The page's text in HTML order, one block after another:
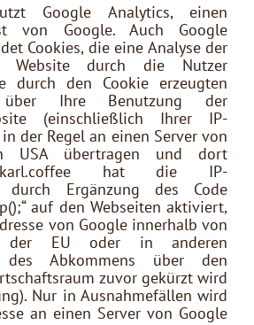
Google Analytics, einen
von Google. Auch Google
Cookies, die eine Analyse der
Website durch die Nutzer
durch den Cookie erzeugten
über Ihre Benutzung der
(einschließlich Ihrer IP-
der Regel an einen Server von
USA übertragen und dort
karl.coffee hat die IP-
durch Ergänzung des Code
auf den Webseiten aktiviert,
von Google innerhalb von
der EU oder in anderen
des Abkommens über den
zuvor gekürzt wird
Nur in Ausnahmefällen wird
an einen Server von Google